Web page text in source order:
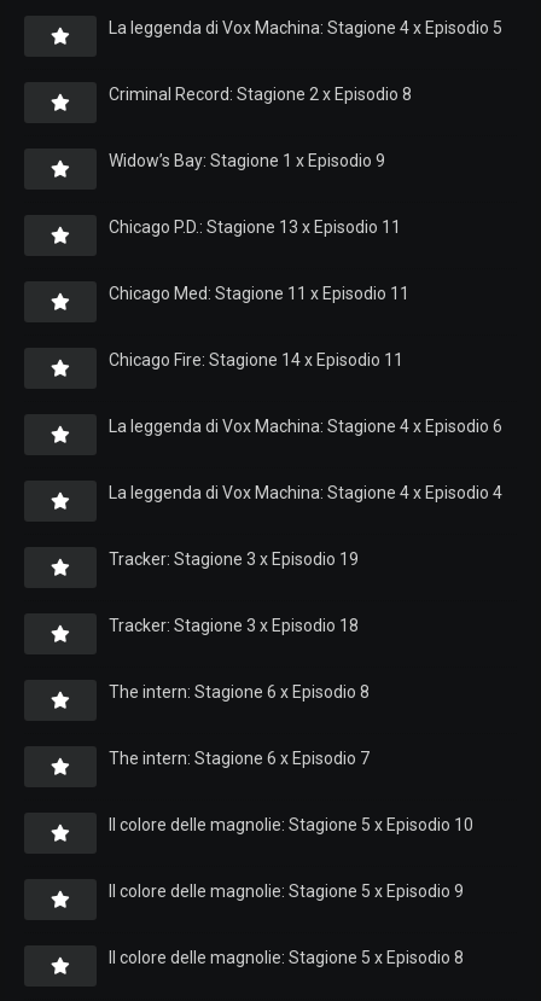
La leggenda di Vox Machina: Stagione 4 x Episodio 5
Criminal Record: Stagione 2 x Episodio 8
Widow’s Bay: Stagione 1 x Episodio 9
Chicago P.D.: Stagione 13 x Episodio 11
Chicago Med: Stagione 11 x Episodio 11
Chicago Fire: Stagione 14 x Episodio 11
La leggenda di Vox Machina: Stagione 4 x Episodio 6
La leggenda di Vox Machina: Stagione 4 x Episodio 4
Tracker: Stagione 3 x Episodio 19
Tracker: Stagione 3 x Episodio 18
The intern: Stagione 6 x Episodio 8
The intern: Stagione 6 x Episodio 7
Il colore delle magnolie: Stagione 5 x Episodio 10
Il colore delle magnolie: Stagione 5 x Episodio 9
Il colore delle magnolie: Stagione 5 x Episodio 8